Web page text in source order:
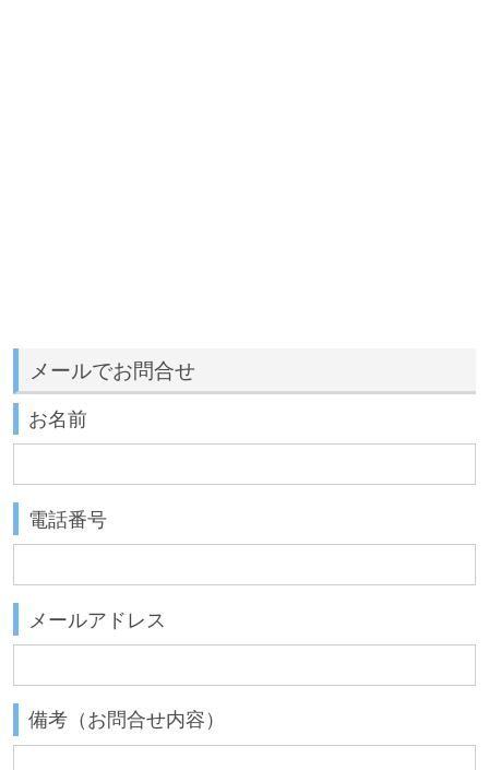
メールでお問合せ
お名前
電話番号
メールアドレス
備考（お問合せ内容）